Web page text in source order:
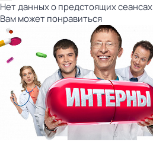
Нет данных о предстоящих сеансах
Вам может понравиться